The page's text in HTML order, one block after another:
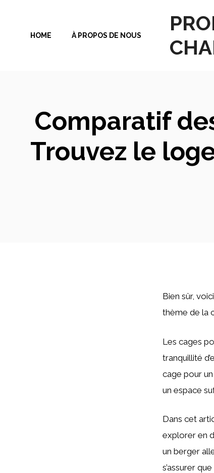
contenuHOME À PROPOS DE NOUS
Comparatif
Trouvez le
Bien sûr,
thème de la
Les cages
tranquillité
cage pour
un espace
Dans cet
explorer en
un berger
s’assurer